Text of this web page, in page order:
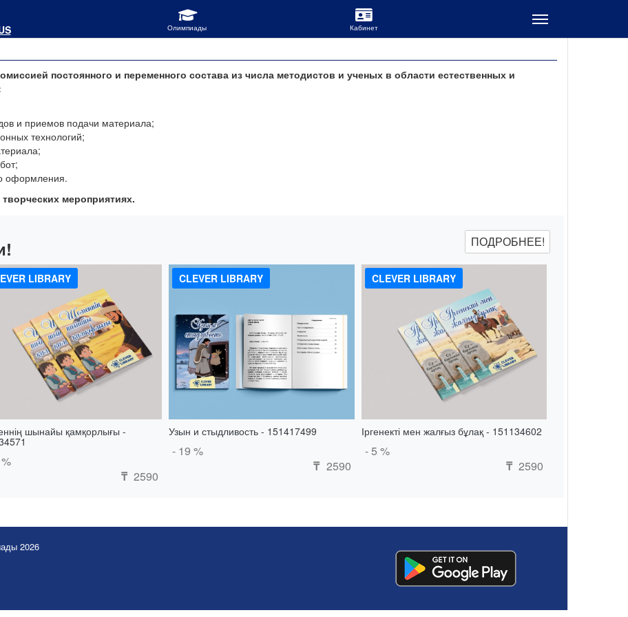
постоянного и переменного состава из числа методистов и ученых в области естественных и
и приемов подачи материала;
технологий;
оформления.
мероприятиях.
ПОДРОБНЕЕ!
LIBRARY
шынайы қамқорлығы -
₸ 2590
CLEVER LIBRARY
Узын и стыдливость - 151417499
- 19 %
₸ 2590
CLEVER LIBRARY
Іргенекті мен жалғыз бұлақ - 151134602
- 5 %
₸ 2590
2026